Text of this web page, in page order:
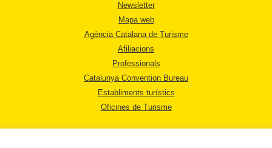
Newsletter
Mapa web
Agència Catalana de Turisme
Afiliacions
Professionals
Catalunya Convention Bureau
Establiments turístics
Oficines de Turisme